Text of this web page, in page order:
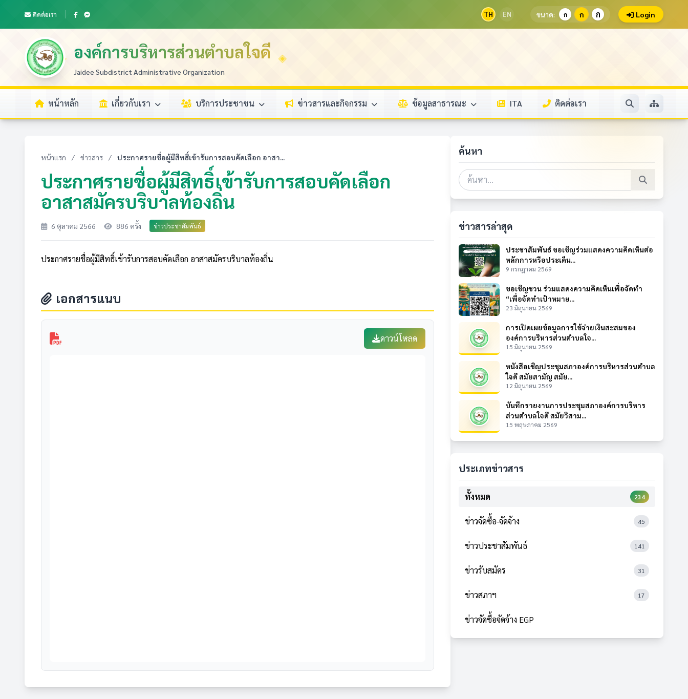
ติดต่อเรา TH EN ขนาด: ก ก ก Login
องค์การบริหารส่วนตำบลใจดี
Jaidee Subdistrict Administrative Organization
หน้าหลัก เกี่ยวกับเรา บริการประชาชน ข่าวสารและกิจกรรม ข้อมูลสาธารณะ ITA ติดต่อเรา
หน้าแรก / ข่าวสาร / ประกาศรายชื่อผู้มีสิทธิ์เข้ารับการสอบคัดเลือก อาสา...
ประกาศรายชื่อผู้มีสิทธิ์เข้ารับการสอบคัดเลือก
อาสาสมัครบริบาลท้องถิ่น
6 ตุลาคม 2566 886 ครั้ง ข่าวประชาสัมพันธ์
ประกาศรายชื่อผู้มีสิทธิ์เข้ารับการสอบคัดเลือก อาสาสมัครบริบาลท้องถิ่น
เอกสารแนบ
ดาวน์โหลด
ค้นหา
ข่าวสารล่าสุด
ประชาสัมพันธ์ ขอเชิญร่วมแสดงความคิดเห็นต่อ
หลักการหรือประเด็น...
9 กรกฎาคม 2569
ขอเชิญชวน ร่วมแสดงความคิดเห็นเพื่อจัดทำ
“เพื่อจัดทำเป้าหมาย...
23 มิถุนายน 2569
การเปิดเผยข้อมูลการใช้จ่ายเงินสะสมของ
องค์การบริหารส่วนตำบลใจ...
15 มิถุนายน 2569
หนังสือเชิญประชุมสภาองค์การบริหารส่วนตำบล
ใจดี สมัยสามัญ สมัย...
12 มิถุนายน 2569
บันทึกรายงานการประชุมสภาองค์การบริหาร
ส่วนตำบลใจดี สมัยวิสาม...
15 พฤษภาคม 2569
ประเภทข่าวสาร
ทั้งหมด 234
ข่าวจัดซื้อ-จัดจ้าง 45
ข่าวประชาสัมพันธ์ 141
ข่าวรับสมัคร 31
ข่าวสภาฯ 17
ข่าวจัดซื้อจัดจ้าง EGP